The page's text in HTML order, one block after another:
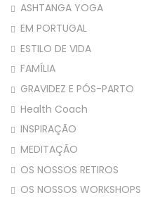
ASHTANGA YOGA
EM PORTUGAL
ESTILO DE VIDA
FAMÍLIA
GRAVIDEZ E PÓS-PARTO
Health Coach
INSPIRAÇÃO
MEDITAÇÃO
OS NOSSOS RETIROS
OS NOSSOS WORKSHOPS